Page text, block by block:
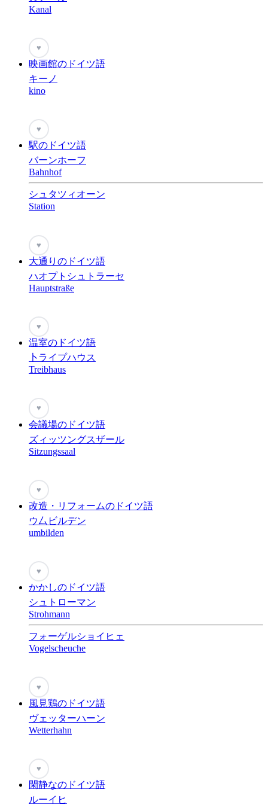
Kanal
♥
映画館のドイツ語
キーノ
kino
♥
駅のドイツ語
バーンホーフ
Bahnhof
シュタツィオーン
Station
♥
大通りのドイツ語
ハオプトシュトラーセ
Hauptstraße
♥
温室のドイツ語
卜ライプハウス
Treibhaus
♥
会議場のドイツ語
ズィッツングスザール
Sitzungssaal
♥
改造・リフォームのドイツ語
ウ厶ビルデン
umbilden
♥
かかしのドイツ語
シュトローマン
Strohmann
フォーゲルショイヒェ
Vogelscheuche
♥
風見鶏のドイツ語
ヴェッターハーン
Wetterhahn
♥
閑静なのドイツ語
ルーイヒ